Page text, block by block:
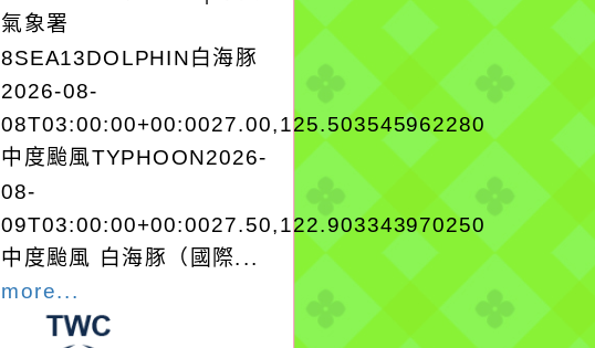
氣象署
8SEA13DOLPHIN白海豚
2026-08-
08T03:00:00+00:0027.00,125.503545962280
中度颱風TYPHOON2026-
08-
09T03:00:00+00:0027.50,122.903343970250
中度颱風 白海豚（國際...
more...